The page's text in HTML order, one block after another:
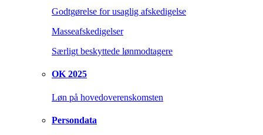
Godtgørelse for usaglig afskedigelse
Masseafskedigelser
Særligt beskyttede lønmodtagere
OK 2025
Løn på hovedoverenskomsten
Persondata